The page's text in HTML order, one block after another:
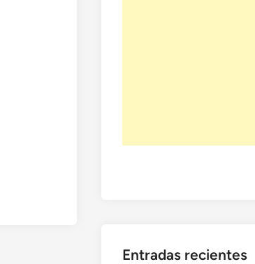
Entradas recientes